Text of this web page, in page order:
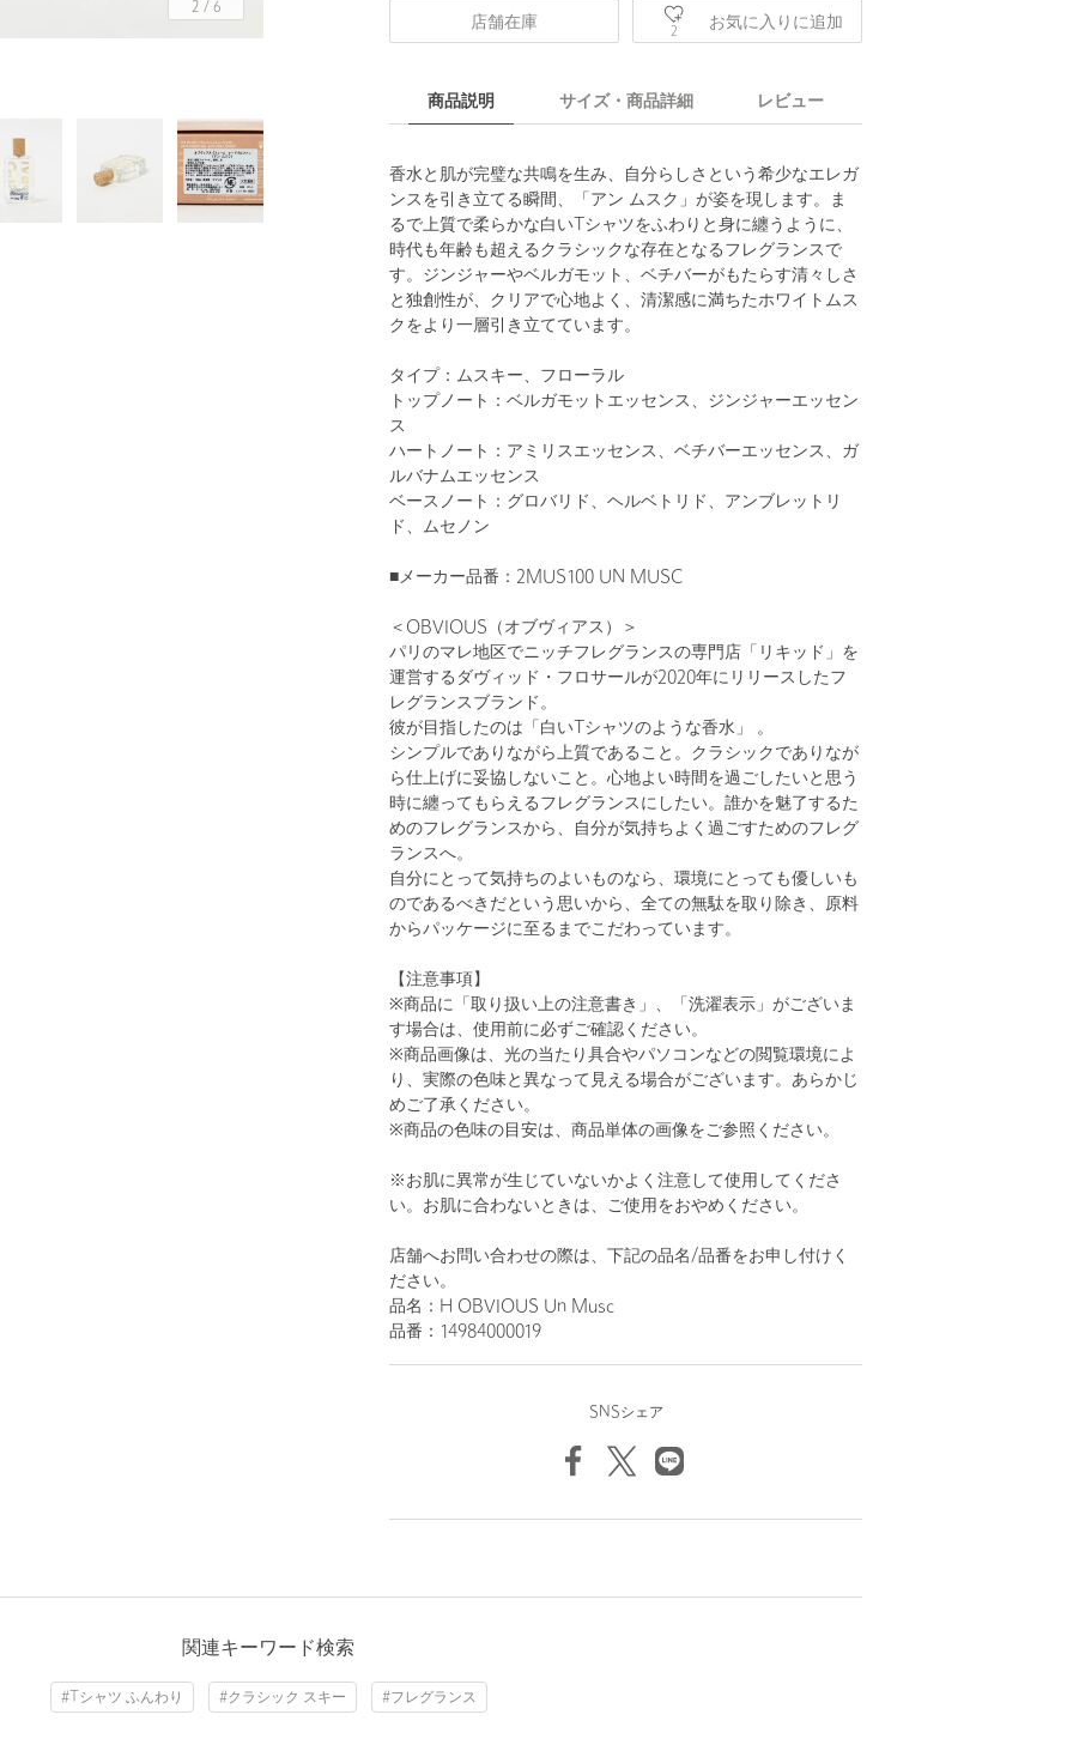
2 / 6
店舗在庫
2 お気に入りに追加
商品説明 サイズ・商品詳細 レビュー
香水と肌が完璧な共鳴を生み、自分らしさという希少なエレガ
ンスを引き立てる瞬間、「アン ムスク」が姿を現します。ま
るで上質で柔らかな白いTシャツをふわりと身に纏うように、
時代も年齢も超えるクラシックな存在となるフレグランスで
す。ジンジャーやベルガモット、ベチバーがもたらす清々しさ
と独創性が、クリアで心地よく、清潔感に満ちたホワイトムス
クをより一層引き立てています。
タイプ：ムスキー、フローラル
トップノート：ベルガモットエッセンス、ジンジャーエッセン
ス
ハートノート：アミリスエッセンス、ベチバーエッセンス、ガ
ルバナムエッセンス
ベースノート：グロバリド、ヘルベトリド、アンブレットリ
ド、ムセノン
■メーカー品番：2MUS100 UN MUSC
＜OBVIOUS（オブヴィアス）＞
パリのマレ地区でニッチフレグランスの専門店「リキッド」を
運営するダヴィッド・フロサールが2020年にリリースしたフ
レグランスブランド。
彼が目指したのは「白いTシャツのような香水」 。
シンプルでありながら上質であること。クラシックでありなが
ら仕上げに妥協しないこと。心地よい時間を過ごしたいと思う
時に纏ってもらえるフレグランスにしたい。誰かを魅了するた
めのフレグランスから、自分が気持ちよく過ごすためのフレグ
ランスへ。
自分にとって気持ちのよいものなら、環境にとっても優しいも
のであるべきだという思いから、全ての無駄を取り除き、原料
からパッケージに至るまでこだわっています。
【注意事項】
※商品に「取り扱い上の注意書き」、「洗濯表示」がございま
す場合は、使用前に必ずご確認ください。
※商品画像は、光の当たり具合やパソコンなどの閲覧環境によ
り、実際の色味と異なって見える場合がございます。あらかじ
めご了承ください。
※商品の色味の目安は、商品単体の画像をご参照ください。
※お肌に異常が生じていないかよく注意して使用してくださ
い。お肌に合わないときは、ご使用をおやめください。
店舗へお問い合わせの際は、下記の品名/品番をお申し付けく
ださい。
品名：H OBVIOUS Un Musc
品番：14984000019
SNSシェア
関連キーワード検索
#Tシャツ ふんわり #クラシック スキー #フレグランス